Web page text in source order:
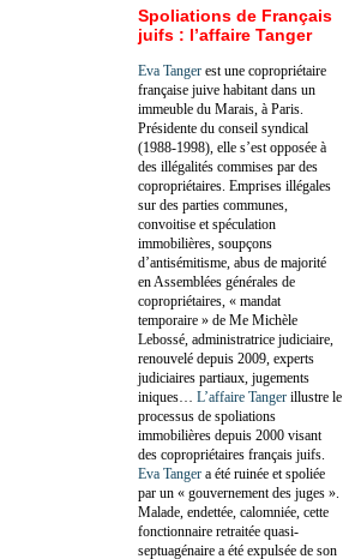
Spoliations de Français
juifs : l’affaire Tanger
Eva Tanger est une copropriétaire
française juive habitant dans un
immeuble du Marais, à Paris.
Présidente du conseil syndical
(1988-1998), elle s’est opposée à
des illégalités commises par des
copropriétaires. Emprises illégales
sur des parties communes,
convoitise et spéculation
immobilières, soupçons
d’antisémitisme, abus de majorité
en Assemblées générales de
copropriétaires, « mandat
temporaire » de Me Michèle
Lebossé, administratrice judiciaire,
renouvelé depuis 2009, experts
judiciaires partiaux, jugements
iniques… L’affaire Tanger illustre le
processus de spoliations
immobilières depuis 2000 visant
des copropriétaires français juifs.
Eva Tanger a été ruinée et spoliée
par un « gouvernement des juges ».
Malade, endettée, calomniée, cette
fonctionnaire retraitée quasi-
septuagénaire a été expulsée de son